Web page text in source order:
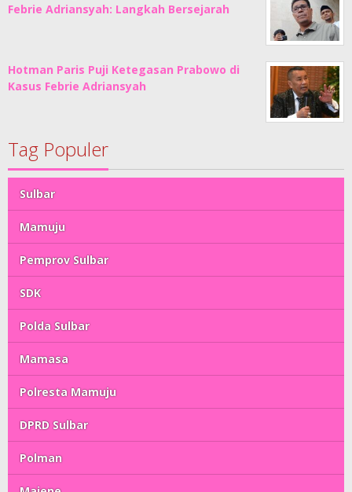
Febrie Adriansyah: Langkah Bersejarah
Hotman Paris Puji Ketegasan Prabowo di
Kasus Febrie Adriansyah
Tag Populer
Sulbar
Mamuju
Pemprov Sulbar
SDK
Polda Sulbar
Mamasa
Polresta Mamuju
DPRD Sulbar
Polman